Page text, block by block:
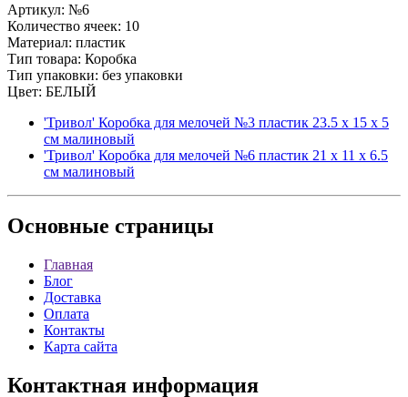
Артикул: №6
Количество ячеек: 10
Материал: пластик
Тип товара: Коробка
Тип упаковки: без упаковки
Цвет: БЕЛЫЙ
'Тривол' Коробка для мелочей №3 пластик 23.5 x 15 x 5
см малиновый
'Тривол' Коробка для мелочей №6 пластик 21 x 11 x 6.5
см малиновый
Основные страницы
Главная
Блог
Доставка
Оплата
Контакты
Карта сайта
Контактная информация